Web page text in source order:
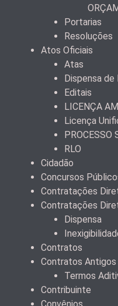
Portarias
Resoluções
Atos Oficiais
Atas
Dispensa de
Editais
LICENÇA
Licença
PROCESSO
RLO
Cidadão
Concursos
Contratações
Contratações
Dispensa
Contratos
Contratos Antigos
Termos
Contribuinte